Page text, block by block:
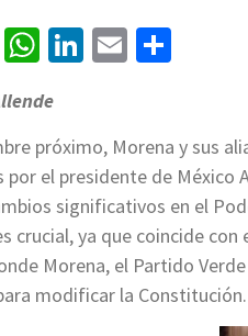
Twitter
WhatsApp
LinkedIn
Email
próximo, Morena y sus
por el presidente de México
significativos en el
crucial, ya que coincide
Morena, el Partido
modificar la Constitución.